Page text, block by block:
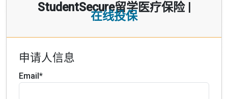
StudentSecure留学医疗保险 |
在线投保
申请人信息
Email*